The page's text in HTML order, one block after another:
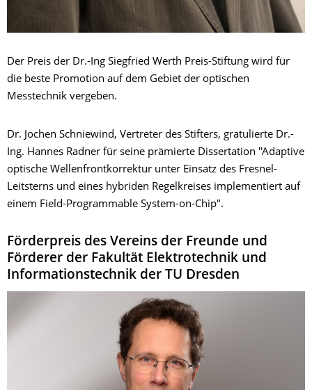
Der Preis der Dr.-Ing Siegfried Werth Preis-Stiftung wird für
die beste Promotion auf dem Gebiet der optischen
Messtechnik vergeben.
Dr. Jochen Schniewind, Vertreter des Stifters, gratulierte Dr.-
Ing. Hannes Radner für seine prämierte Dissertation "Adaptive
optische Wellenfrontkorrektur unter Einsatz des Fresnel-
Leitsterns und eines hybriden Regelkreises implementiert auf
einem Field-Programmable System-on-Chip".
Förderpreis des Vereins der Freunde und
Förderer der Fakultät Elektrotechnik und
Informationstechnik der TU Dresden